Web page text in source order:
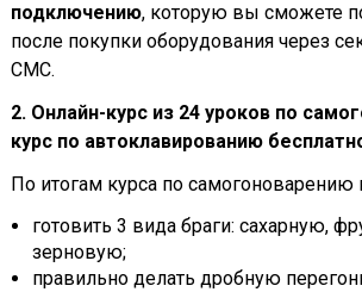
подключению, которую вы сможете
после покупки оборудования через
СМС.
2. Онлайн-курс из 24 уроков по
курс по автоклавированию
По итогам курса по самогоноварению
готовить 3 вида браги: сахарную,
зерновую;
правильно делать дробную